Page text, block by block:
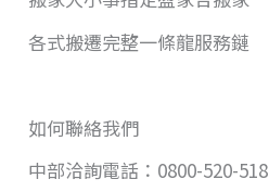
各式搬遷完整一條龍服務鏈
如何聯絡我們
中部洽詢電話：0800-520-518